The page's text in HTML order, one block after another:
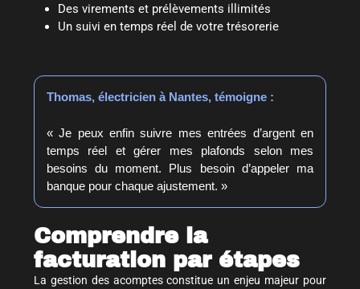
Des virements et prélèvements illimités
Un suivi en temps réel de votre trésorerie
Thomas, électricien à Nantes, témoigne :
« Je peux enfin suivre mes entrées d’argent en
temps réel et gérer mes plafonds selon mes
besoins du moment. Plus besoin d’appeler ma
banque pour chaque ajustement. »
Comprendre la
facturation par étapes
La gestion des acomptes constitue un enjeu majeur pour